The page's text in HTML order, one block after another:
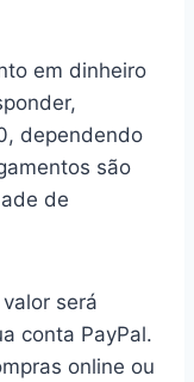
em dinheiro
dependendo
são
de
será
conta PayPal.
online ou